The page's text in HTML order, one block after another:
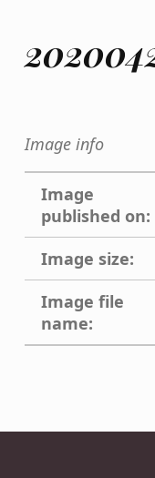
Image info
Image
published on:
Image size:
Image file
name: